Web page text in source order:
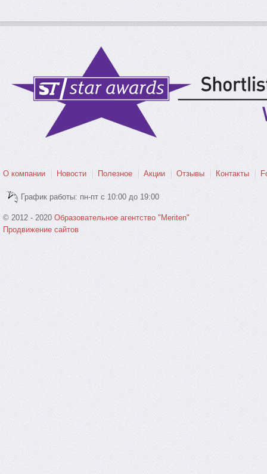
О компании Новости Полезное Акции Отзывы Контакты
График работы: пн-пт с 10:00 до 19:00
© 2012 - 2020 Образовательное агентство "Meriten"
Продвижение сайтов